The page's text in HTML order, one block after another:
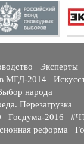
Эксперты
в МГД-2014
народа
Перезагрузка
Госдума-2016
реформа